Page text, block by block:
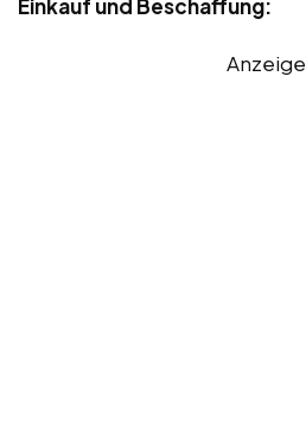
Einkauf und Beschaffung:
Anzeige